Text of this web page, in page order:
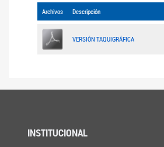
Archivos Descripción
VERSIÓN TAQUIGRÁFICA
INSTITUCIONAL